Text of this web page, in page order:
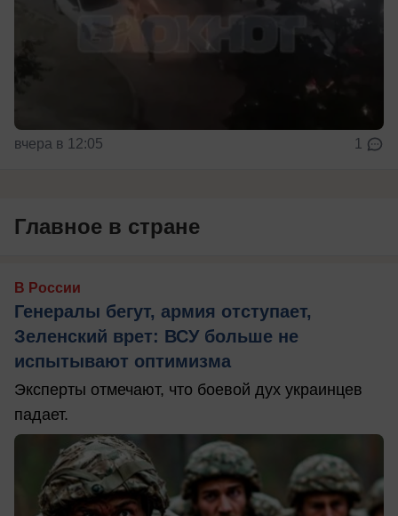
вчера в 12:05 1
Главное в стране
В России
Генералы бегут, армия отступает,
Зеленский врет: ВСУ больше не
испытывают оптимизма
Эксперты отмечают, что боевой дух украинцев
падает.